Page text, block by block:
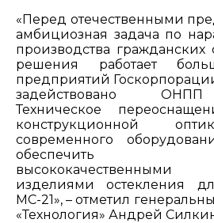
«Перед отечественными
амбициозная задача по
производства гражданских
решения работает
предприятий
задействовано ОНПП
Техническое
конструкционной
современного
обеспечить
высококачественными
изделиями остекления
МС-21», – отметил
«Технология» Андрей